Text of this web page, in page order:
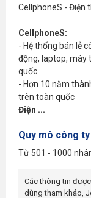
CellphoneS - Điện
CellphoneS:
- Hệ thống bán lẻ
động, laptop, máy
quốc
- Hơn 10 năm
trên toàn quốc
Điện ...
Quy mô công ty
Từ 501 - 1000
Các thông tin
dùng tham khảo,